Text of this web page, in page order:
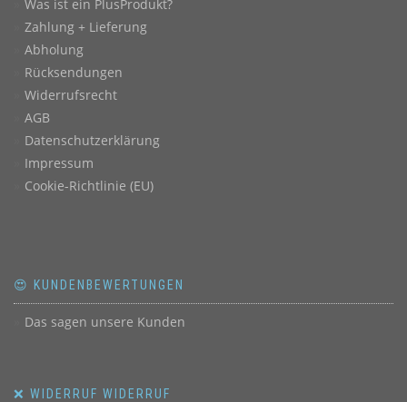
Was ist ein PlusProdukt?
Zahlung + Lieferung
Abholung
Rücksendungen
Widerrufsrecht
AGB
Datenschutzerklärung
Impressum
Cookie-Richtlinie (EU)
😍 KUNDENBEWERTUNGEN
Das sagen unsere Kunden
❌ WIDERRUF WIDERRUF